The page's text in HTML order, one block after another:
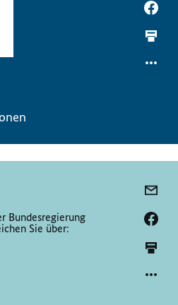
Bundesregierung
Sie über: